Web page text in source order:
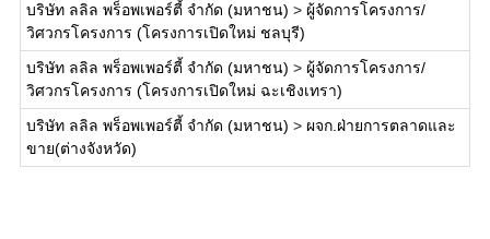
บริษัท ลลิล พร็อพเพอร์ตี้ จำกัด (มหาชน) > ผู้จัดการโครงการ/
วิศวกรโครงการ (โครงการเปิดใหม่ ชลบุรี)
บริษัท ลลิล พร็อพเพอร์ตี้ จำกัด (มหาชน) > ผู้จัดการโครงการ/
วิศวกรโครงการ (โครงการเปิดใหม่ ฉะเชิงเทรา)
บริษัท ลลิล พร็อพเพอร์ตี้ จำกัด (มหาชน) > ผจก.ฝ่ายการตลาดและ
ขาย(ต่างจังหวัด)